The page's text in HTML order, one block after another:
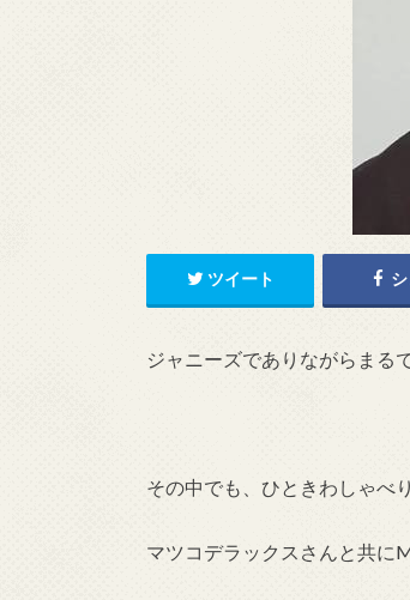
ツイート
ジャニーズでありながらまる
その中でも、ひときわしゃべ
マツコデラックスさんと共に